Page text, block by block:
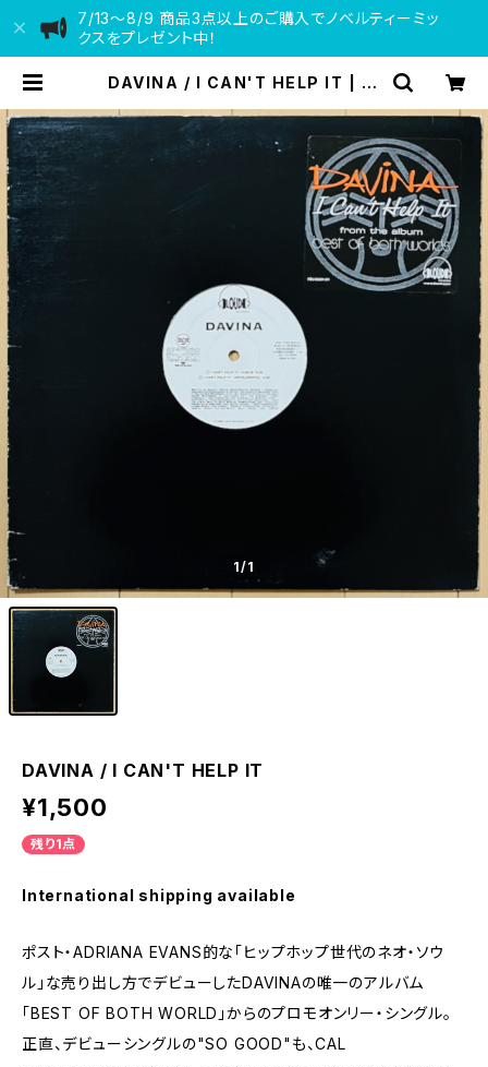
7/13〜8/9 商品3点以上のご購入でノベルティーミッ
クスをプレゼント中！
DAVINA / I CAN'T HELP IT | VI
1/1
DAVINA / I CAN'T HELP IT
¥1,500
残り1点
International shipping available
ポスト・ADRIANA EVANS的な「ヒップホップ世代のネオ・ソウ
ル」な売り出し方でデビューしたDAVINAの唯一のアルバム
「BEST OF BOTH WORLD」からのプロモオンリー・シングル。
正直、デビューシングルの"SO GOOD"も、CAL